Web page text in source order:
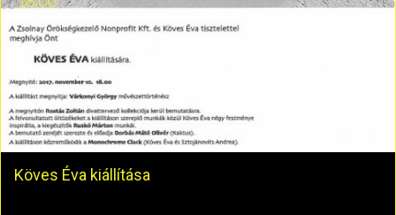
Köves Éva kiállítása